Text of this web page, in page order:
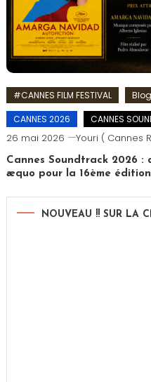
#CANNES FILM FESTIVAL
CANNES 2026
CANNES
26 mai 2026 Youri ( Cannes
Cannes Soundtrack 2026 :
æquo pour la 16ème édition
NOUVEAU !! SUR LA